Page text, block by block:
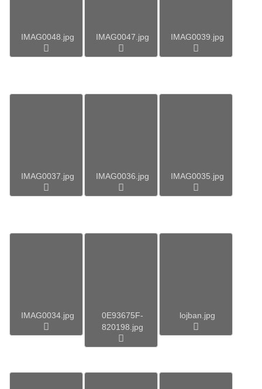
IMAG0048.jpg IMAG0047.jpg IMAG0039.jpg
IMAG0037.jpg IMAG0036.jpg IMAG0035.jpg
IMAG0034.jpg
0E93675F-
820198.jpg
lojban.jpg